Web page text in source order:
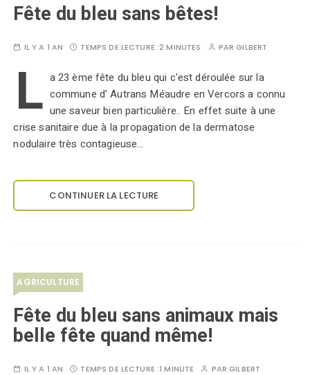
Fête du bleu sans bêtes!
IL Y A 1 AN TEMPS DE LECTURE :2 MINUTES PARGILBERT
L a 23 ème fête du bleu qui c'est déroulée sur la
commune d' Autrans Méaudre en Vercors a connu
une saveur bien particulière.. En effet suite à une
crise sanitaire due à la propagation de la dermatose
nodulaire très contagieuse…
CONTINUER LA LECTURE
AGRICULTURE
Fête du bleu sans animaux mais
belle fête quand même!
IL Y A 1 AN TEMPS DE LECTURE :1 MINUTE PARGILBERT